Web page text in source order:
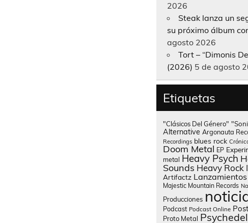
2026
Steak lanza un
su próximo álbum
agosto 2026
Tort – “Dimonis
(2026) 5 de agosto
Etiquetas
"Clásicos Del Género"
Alternative Argonauta
Recordings blues rock
Doom Metal EP
metal Heavy Psych
Sounds Heavy Rock
Artifactz Lanzamientos
Majestic Mountain Records
Producciones
Podcast Podcast Online
Proto Metal